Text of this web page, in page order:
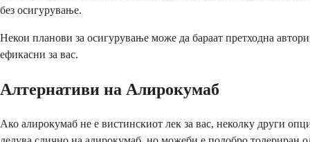
без осигурување.
Некои планови за осигурување може да бараат претходна
ефикасни за вас.
Алтернативи на Алирокумаб
Ако алирокумаб не е вистинскиот лек за вас, неколку други